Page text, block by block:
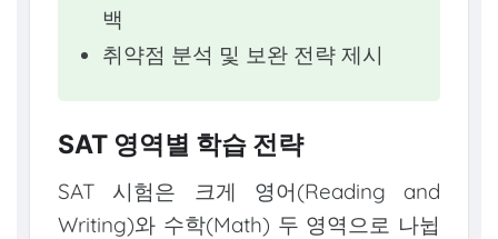
백
취약점 분석 및 보완 전략 제시
SAT 영역별 학습 전략
SAT 시험은 크게 영어(Reading and
Writing)와 수학(Math) 두 영역으로 나뉩